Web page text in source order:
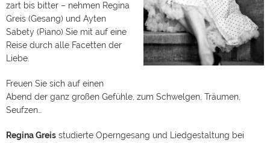
zart bis bitter – nehmen Regina
Greis (Gesang) und Ayten
Sabety (Piano) Sie mit auf eine
Reise durch alle Facetten der
Liebe.
Freuen Sie sich auf einen
Abend der ganz großen Gefühle, zum Schwelgen, Träumen,
Seufzen…
Regina Greis studierte Operngesang und Liedgestaltung bei